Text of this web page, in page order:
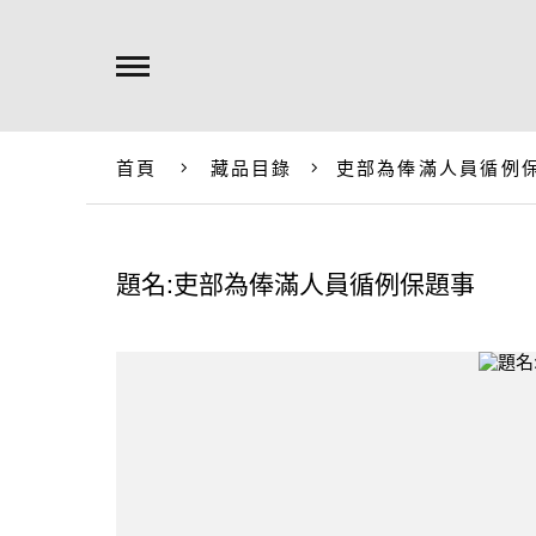
首頁 藏品目錄 吏部為俸滿人員循例
題名:吏部為俸滿人員循例保題事